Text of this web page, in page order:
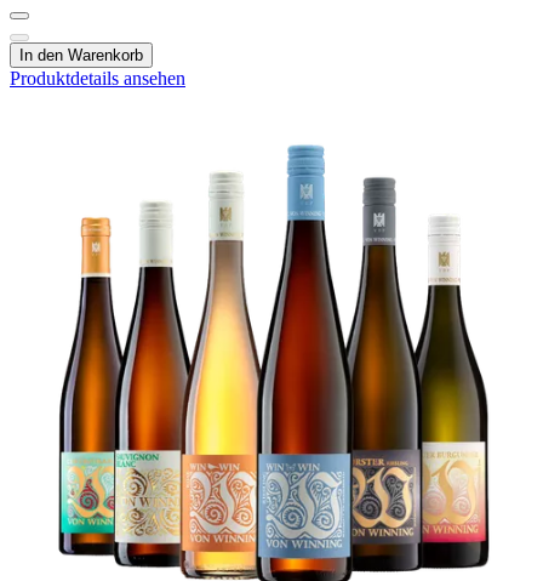
In den Warenkorb
Produktdetails ansehen